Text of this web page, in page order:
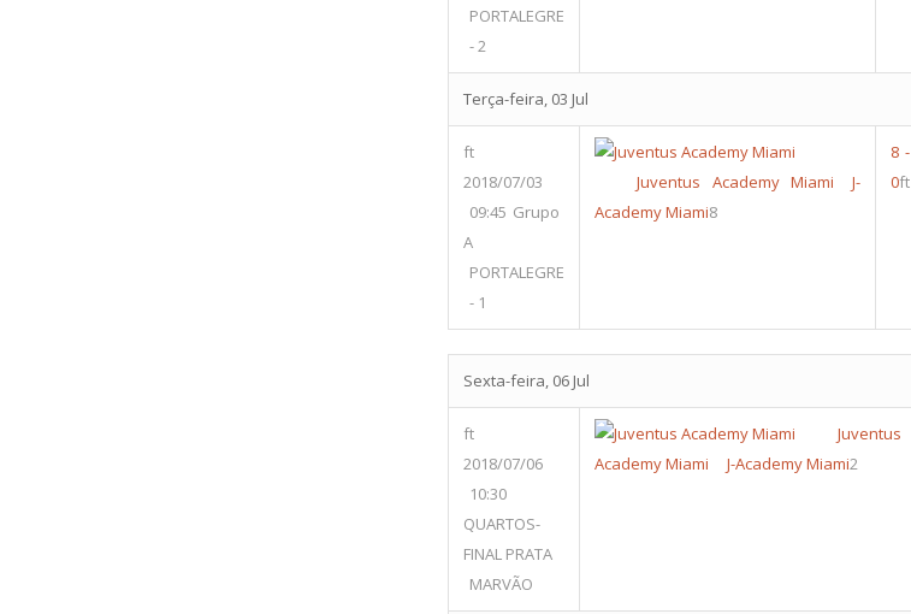
PORTALEGRE
- 2
Terça-feira, 03 Jul
ft
2018/07/03
09:45 Grupo
A
PORTALEGRE
- 1
Juventus Academy Miami
J-
Academy Miami8
8 -
0ft
Sexta-feira, 06 Jul
ft
2018/07/06
10:30
QUARTOS-
FINAL PRATA
MARVÃO
Juventus
Academy Miami
J-Academy Miami2